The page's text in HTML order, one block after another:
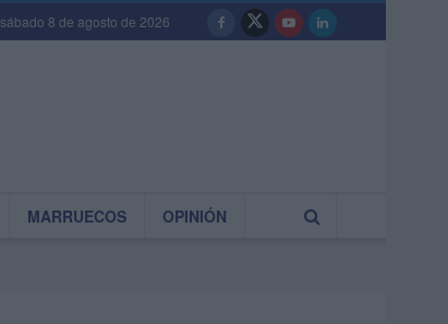
sábado 8 de agosto de 2026
MARRUECOS OPINIÓN